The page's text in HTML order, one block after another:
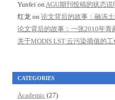
Yunfei on AGU期刊投稿的状态说
红龙 on 论文背后的故事：融冻
论文背后的故事：一张2010年青
关于MODIS LST 云污染插值的工
CATEGORIES
Academic (27)